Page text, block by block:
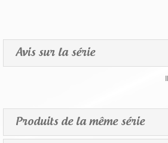
Avis sur la série
Produits de la même série